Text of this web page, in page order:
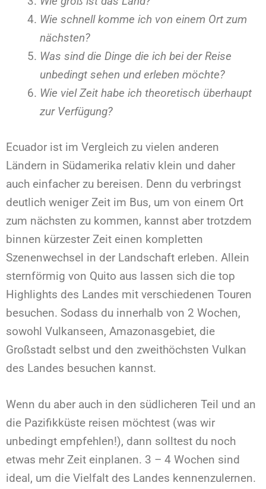
Wie schnell komme ich von einem Ort zum
nächsten?
Was sind die Dinge die ich bei der Reise
unbedingt sehen und erleben möchte?
Wie viel Zeit habe ich theoretisch überhaupt
zur Verfügung?
Ecuador ist im Vergleich zu vielen anderen
Ländern in Südamerika relativ klein und daher
auch einfacher zu bereisen. Denn du verbringst
deutlich weniger Zeit im Bus, um von einem Ort
zum nächsten zu kommen, kannst aber trotzdem
binnen kürzester Zeit einen kompletten
Szenenwechsel in der Landschaft erleben. Allein
sternförmig von Quito aus lassen sich die top
Highlights des Landes mit verschiedenen Touren
besuchen. Sodass du innerhalb von 2 Wochen,
sowohl Vulkanseen, Amazonasgebiet, die
Großstadt selbst und den zweithöchsten Vulkan
des Landes besuchen kannst.
Wenn du aber auch in den südlicheren Teil und an
die Pazifikküste reisen möchtest (was wir
unbedingt empfehlen!), dann solltest du noch
etwas mehr Zeit einplanen. 3 – 4 Wochen sind
ideal, um die Vielfalt des Landes kennenzulernen.